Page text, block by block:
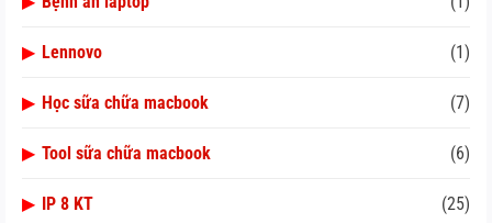
▶ Lennovo (1)
▶ Học sữa chữa macbook (7)
▶ Tool sữa chữa macbook (6)
▶ IP 8 KT (25)